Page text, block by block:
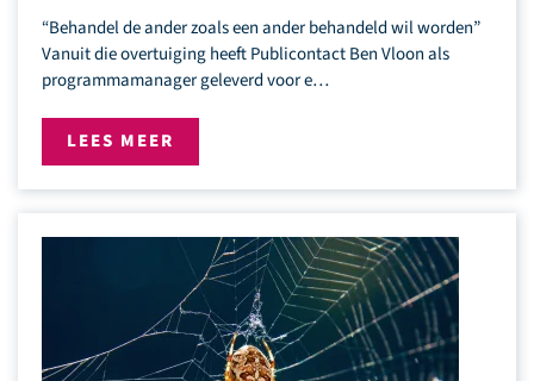
“Behandel de ander zoals een ander behandeld wil worden”
Vanuit die overtuiging heeft Publicontact Ben Vloon als
programmamanager geleverd voor e…
LEES MEER